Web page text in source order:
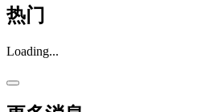
热门
Loading...